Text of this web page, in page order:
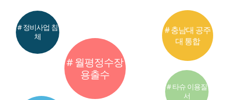
# 월평정수장
용출수
# 충남대 공주
대 통합
# 정비사업 침
체
# 타슈 이용질
서